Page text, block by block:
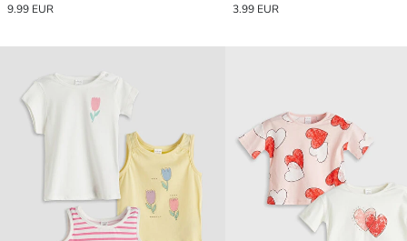
9.99 EUR
3.99 EUR